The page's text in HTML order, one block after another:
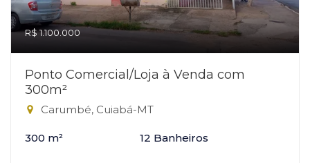
R$ 1.100.000
Ponto Comercial/Loja à Venda com
300m²
Carumbé, Cuiabá-MT
300 m² 12 Banheiros